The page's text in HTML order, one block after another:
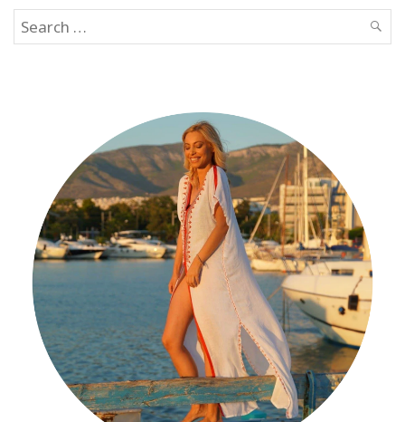
Search
for: